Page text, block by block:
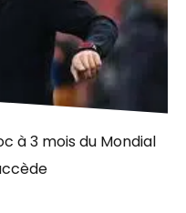
à 3 mois du Mondial